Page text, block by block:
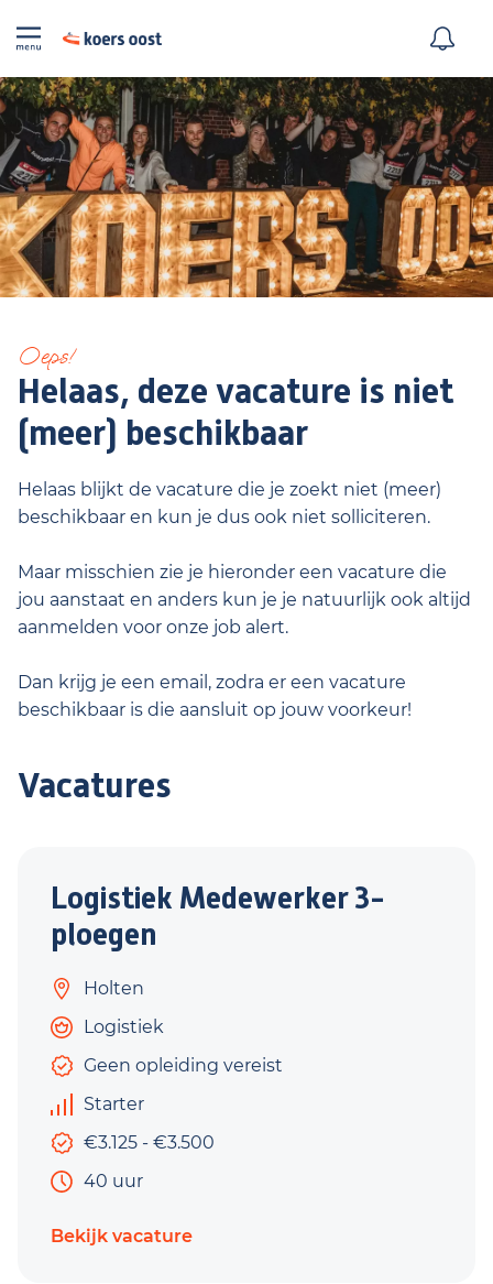
Oeps!
Helaas, deze vacature is niet
(meer) beschikbaar
Helaas blijkt de vacature die je zoekt niet (meer)
beschikbaar en kun je dus ook niet solliciteren.
Maar misschien zie je hieronder een vacature die
jou aanstaat en anders kun je je natuurlijk ook altijd
aanmelden voor onze job alert.
Dan krijg je een email, zodra er een vacature
beschikbaar is die aansluit op jouw voorkeur!
Vacatures
Logistiek Medewerker 3-
ploegen
Holten
Logistiek
Geen opleiding vereist
Starter
€3.125 - €3.500
40 uur
Bekijk vacature